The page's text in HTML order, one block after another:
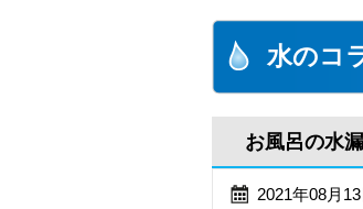
水のコ
お風呂の水
2021年08月13